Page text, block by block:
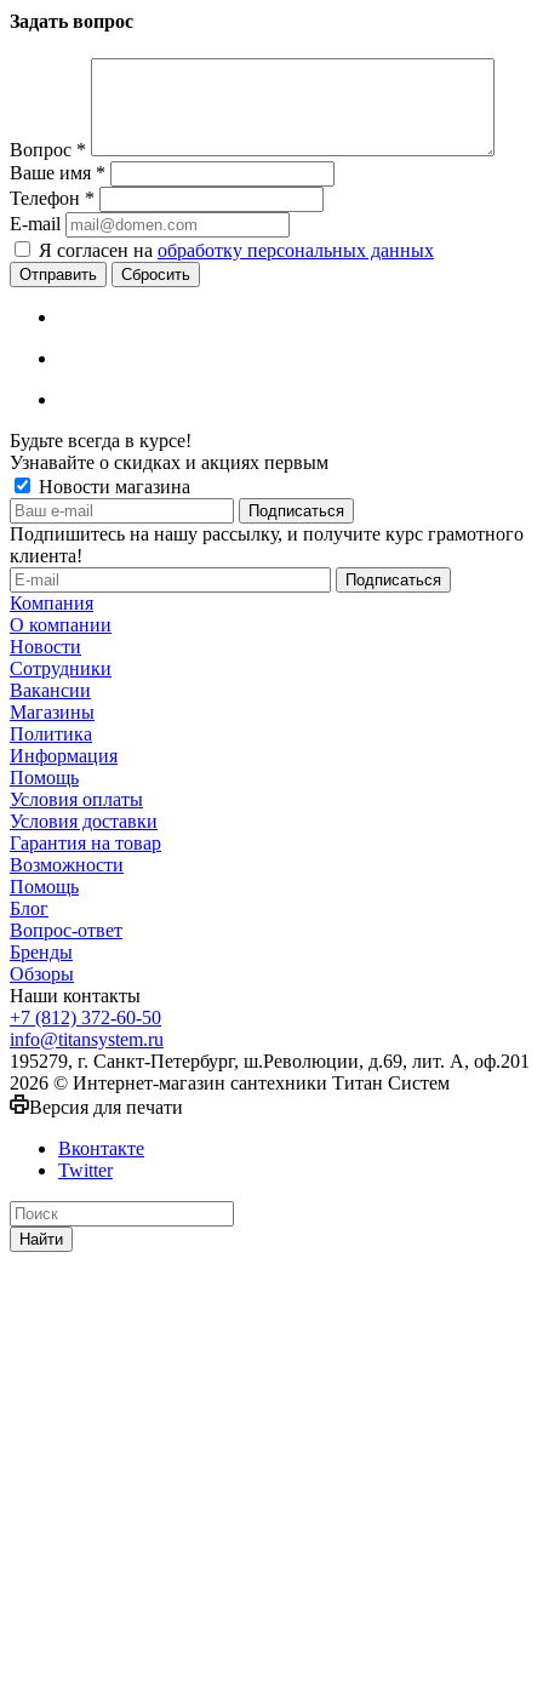
Задать вопрос
Вопрос *
Ваше имя *
Телефон *
E-mail
Я согласен на обработку персональных данных
Сбросить
Будьте всегда в курсе!
Узнавайте о скидках и акциях первым
Новости магазина
Подпишитесь на нашу рассылку, и получите курс грамотного
клиента!
Компания
О компании
Новости
Сотрудники
Вакансии
Магазины
Политика
Информация
Помощь
Условия оплаты
Условия доставки
Гарантия на товар
Возможности
Помощь
Блог
Вопрос-ответ
Бренды
Обзоры
Наши контакты
+7 (812) 372-60-50
info@titansystem.ru
195279, г. Санкт-Петербург, ш.Революции, д.69, лит. А, оф.201
2026 © Интернет-магазин сантехники Титан Систем
Версия для печати
Вконтакте
Twitter
Найти